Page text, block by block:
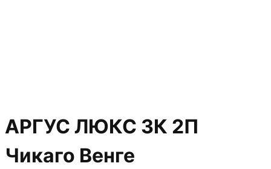
АРГУС ЛЮКС 3К 2П
Чикаго Венге